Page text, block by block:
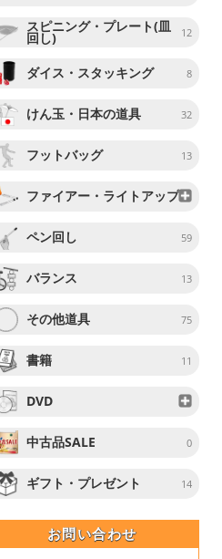
スピニング・プレート(皿
回し) 12
ダイス・スタッキング 8
けん玉・日本の道具 32
フットバッグ 13
ファイアー・ライトアップ
ペン回し 59
バランス 13
その他道具 75
書籍 11
DVD
中古品SALE 0
ギフト・プレゼント 14
お問い合わせ